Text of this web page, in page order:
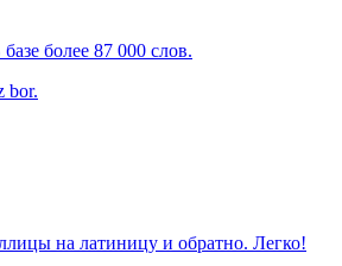
более 87 000 слов.
bor.
на латиницу и обратно. Легко!